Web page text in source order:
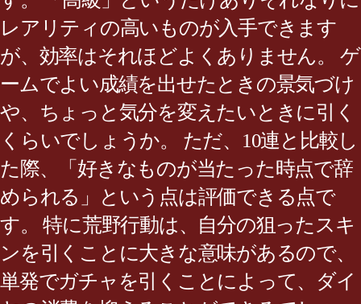
レアリティの高いものが入手できます
が、効率はそれほどよくありません。 ゲ
ームでよい成績を出せたときの景気づけ
や、ちょっと気分を変えたいときに引く
くらいでしょうか。 ただ、10連と比較し
た際、「好きなものが当たった時点で辞
められる」という点は評価できる点で
す。 特に荒野行動は、自分の狙ったスキ
ンを引くことに大きな意味があるので、
単発でガチャを引くことによって、ダイ